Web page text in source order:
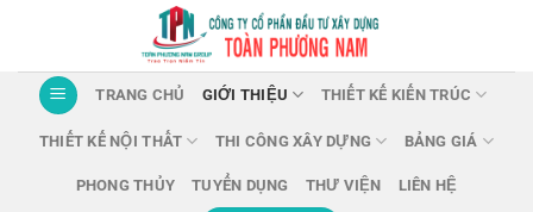
nội
dung
TRANG CHỦ GIỚI THIỆU THIẾT KẾ KIẾN TRÚC
THIẾT KẾ NỘI THẤT THI CÔNG XÂY DỰNG BẢNG GIÁ
PHONG THỦY TUYỂN DỤNG THƯ VIỆN LIÊN HỆ